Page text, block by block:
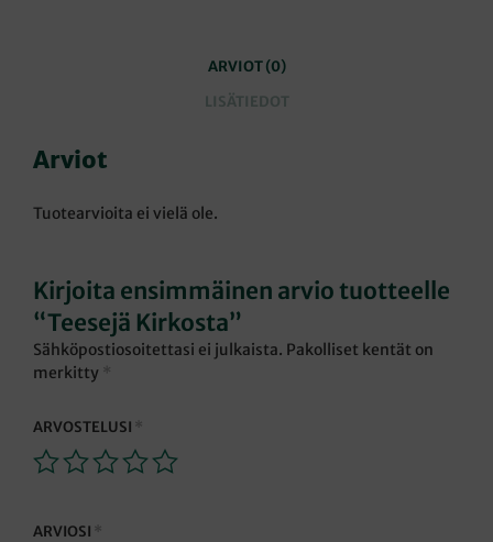
ARVIOT (0)
LISÄTIEDOT
Arviot
Tuotearvioita ei vielä ole.
Kirjoita ensimmäinen arvio tuotteelle
“Teesejä Kirkosta”
Sähköpostiosoitettasi ei julkaista. Pakolliset kentät on
merkitty *
ARVOSTELUSI *
ARVIOSI *